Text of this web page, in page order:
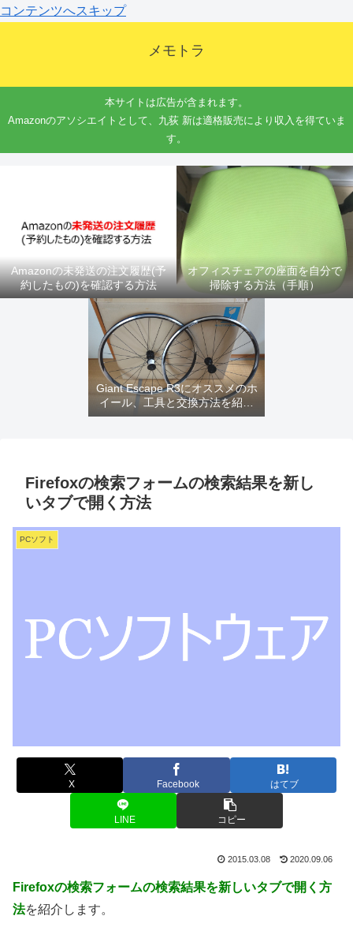
コンテンツへスキップ
メモトラ
本サイトは広告が含まれます。
Amazonのアソシエイトとして、九荻 新は適格販売により収入を得ていま
す。
Amazonの未発送の注文履歴(予
約したもの)を確認する方法
オフィスチェアの座面を自分で
掃除する方法（手順）
Giant Escape R3にオススメのホ
イール、工具と交換方法を紹介
するよ
Firefoxの検索フォームの検索結果を新し
いタブで開く方法
PCソフト
X Facebook はてブ
LINE コピー
2015.03.08 2020.09.06
Firefoxの検索フォームの検索結果を新しいタブで開く方
法を紹介します。